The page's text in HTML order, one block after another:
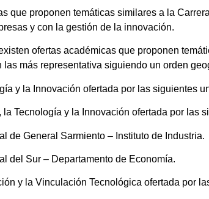
que proponen temáticas similares a la
y con la gestión de la innovación.
ofertas académicas que proponen
más representativa siguiendo un orden
y la Innovación ofertada por las siguientes
Tecnología y la Innovación ofertada por las
de General Sarmiento – Instituto de Industria.
del Sur – Departamento de Economía.
y la Vinculación Tecnológica ofertada por